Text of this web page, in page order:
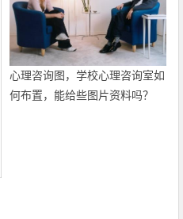
心理咨询图，学校心理咨询室如
何布置，能给些图片资料吗？